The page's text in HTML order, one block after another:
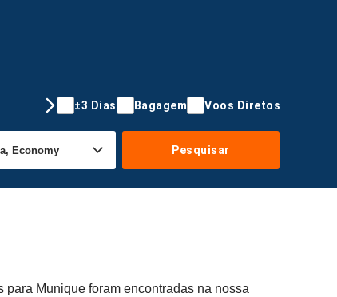
±3 Dias Bagagem Voos Diretos
Pesquisar
Munique foram encontradas na nossa